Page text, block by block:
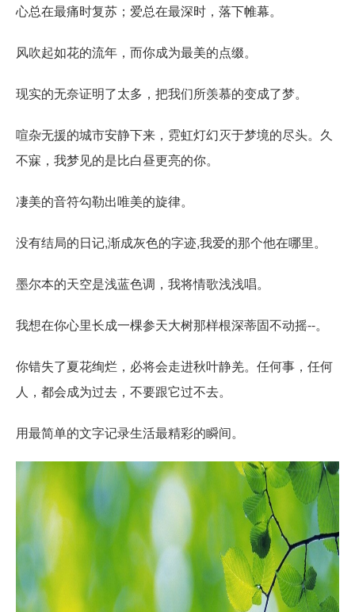
心总在最痛时复苏；爱总在最深时，落下帷幕。
风吹起如花的流年，而你成为最美的点缀。
现实的无奈证明了太多，把我们所羡慕的变成了梦。
喧杂无援的城市安静下来，霓虹灯幻灭于梦境的尽头。久
不寐，我梦见的是比白昼更亮的你。
凄美的音符勾勒出唯美的旋律。
没有结局的日记,渐成灰色的字迹,我爱的那个他在哪里。
墨尔本的天空是浅蓝色调，我将情歌浅浅唱。
我想在你心里长成一棵参天大树那样根深蒂固不动摇--。
你错失了夏花绚烂，必将会走进秋叶静羌。任何事，任何
人，都会成为过去，不要跟它过不去。
用最简单的文字记录生活最精彩的瞬间。